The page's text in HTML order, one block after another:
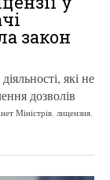
закон
які не
дозволів
Міністрів лицензия